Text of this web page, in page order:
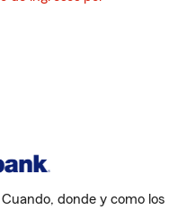
donde y como los